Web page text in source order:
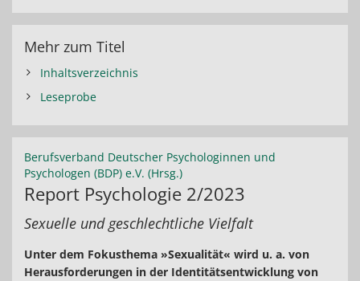
Mehr zum Titel
Inhaltsverzeichnis
Leseprobe
Berufsverband Deutscher Psychologinnen und
Psychologen (BDP) e.V. (Hrsg.)
Report Psychologie 2/2023
Sexuelle und geschlechtliche Vielfalt
Unter dem Fokusthema »Sexualität« wird u. a. von
Herausforderungen in der Identitätsentwicklung von